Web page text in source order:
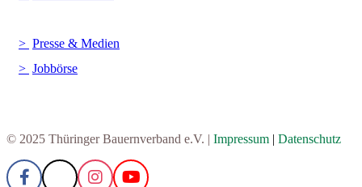
Presse & Medien
Jobbörse
© 2025 Thüringer Bauernverband e.V. | Impressum | Datenschutz